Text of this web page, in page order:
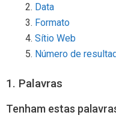
Data
Formato
Sítio Web
Número de
1. Palavras
Tenham estas